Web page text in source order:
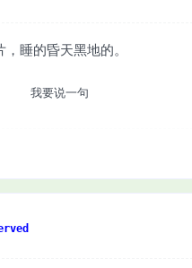
睡的昏天黑地的。
我要说一句